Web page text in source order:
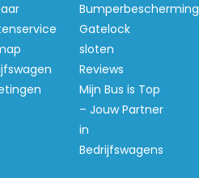
Bumperbescherming
Gatelock
sloten
Reviews
Mijn Bus is Top
– Jouw Partner
in
Bedrijfswagens